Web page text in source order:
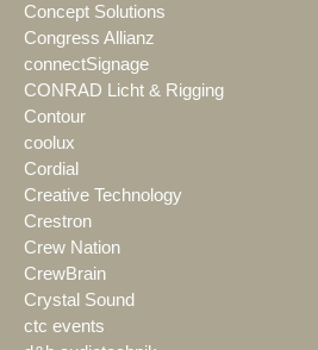
Concept Solutions
Congress Allianz
connectSignage
CONRAD Licht & Rigging
Contour
coolux
Cordial
Creative Technology
Crestron
Crew Nation
CrewBrain
Crystal Sound
ctc events